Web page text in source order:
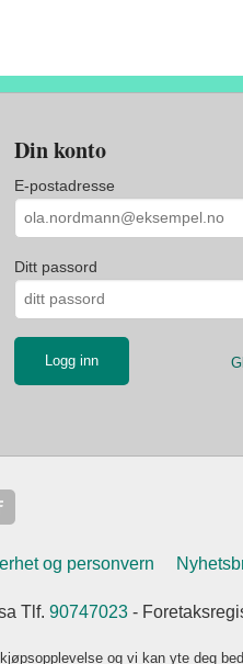
Din konto
E-postadresse
Ditt passord
og personvern
Tlf. 90747023 -
og vi kan yte deg